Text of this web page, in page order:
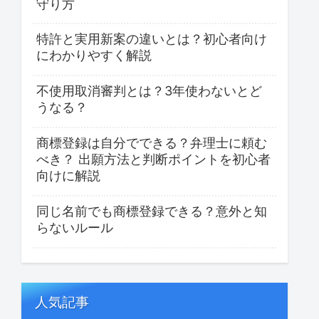
守り方
特許と実用新案の違いとは？初心者向け
にわかりやすく解説
不使用取消審判とは？3年使わないとど
うなる？
商標登録は自分でできる？弁理士に頼む
べき？ 出願方法と判断ポイントを初心者
向けに解説
同じ名前でも商標登録できる？意外と知
らないルール
人気記事